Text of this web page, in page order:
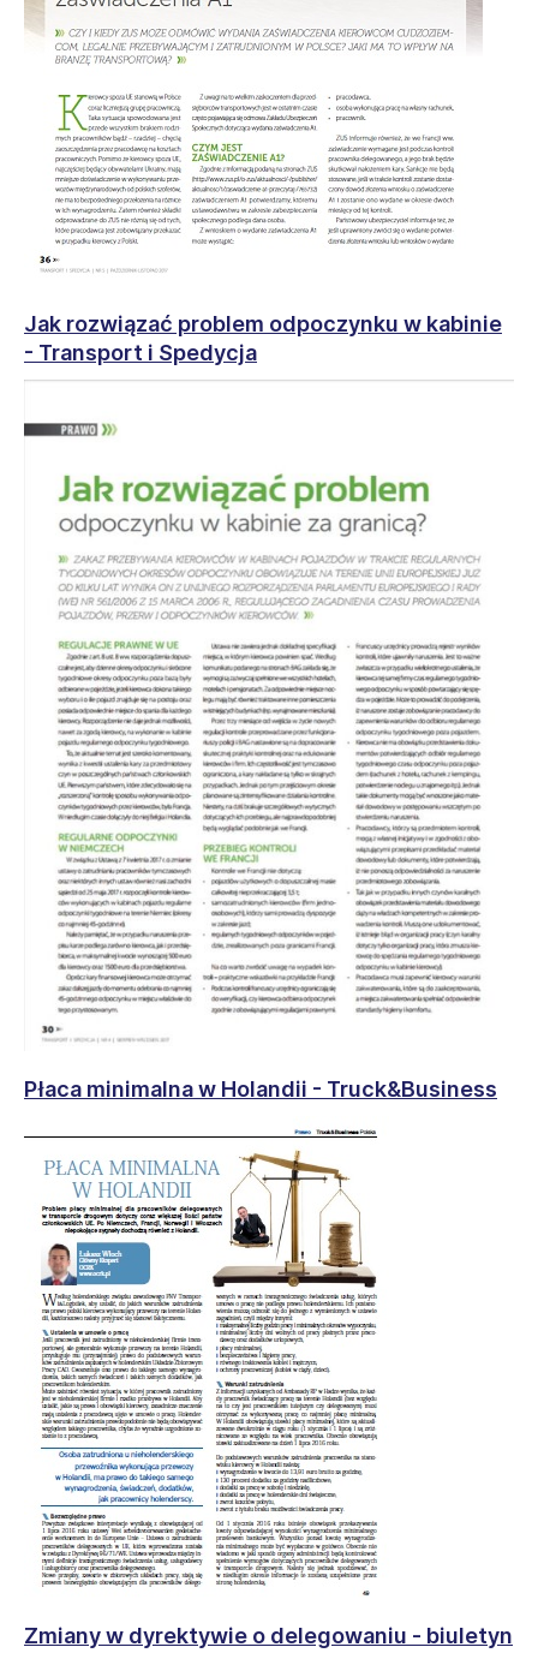
Jak rozwiązać problem odpoczynku w kabinie
- Transport i Spedycja
Płaca minimalna w Holandii - Truck&Business
Zmiany w dyrektywie o delegowaniu - biuletyn